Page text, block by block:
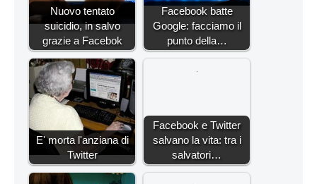
Nuovo tentato
suicidio, in salvo
grazie a Facebok
Facebook batte
Google: facciamo il
punto della…
E' morta l'anziana di
Twitter
Facebook e Twitter
salvano la vita: tra i
salvatori…